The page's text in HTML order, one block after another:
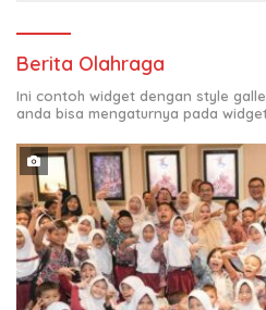
Berita Olahraga
Ini contoh widget dengan style
anda bisa mengaturnya pada